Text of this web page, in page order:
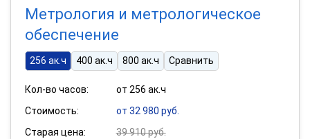
Метрология и метрологическое
обеспечение
256 ак.ч 400 ак.ч 800 ак.ч Сравнить
Кол-во часов:
от 256 ак.ч
Стоимость:
от 32 980 руб.
Старая цена:
39 910 руб.